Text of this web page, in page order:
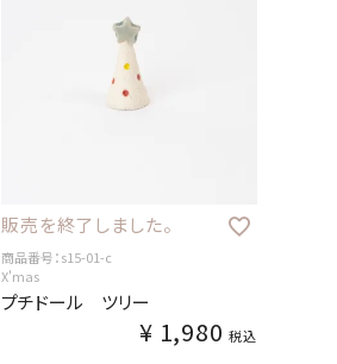
販売を終了しました。
商品番号：s15-01-c
X'mas
プチドール ツリー
¥ 1,980 税込